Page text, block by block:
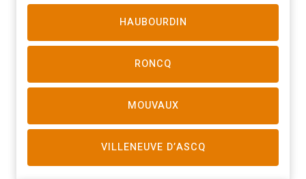
HAUBOURDIN
RONCQ
MOUVAUX
VILLENEUVE D’ASCQ